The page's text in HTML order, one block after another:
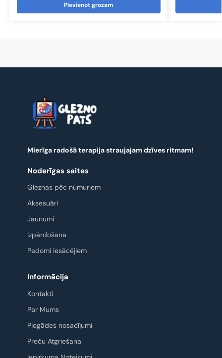
Pievienot grozam
Mierīga radošā terapija straujajam dzīves ritmam!
Noderīgas saites
Gleznas pēc numuriem
Aksesuāri
Jaunumi
Izpārdošana
Padomi iesācējiem
Informācija
Kontakti
Par Mums
Piegādes nosacījumi
Preču Atgriešana